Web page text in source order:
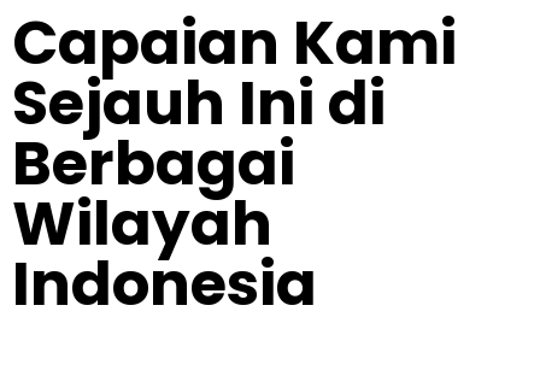
Capaian Kami
Sejauh Ini di
Berbagai
Wilayah
Indonesia